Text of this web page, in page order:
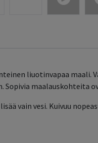
liuotinvapaa
Sopivia maalauskohteita
vain vesi. Kuivuu